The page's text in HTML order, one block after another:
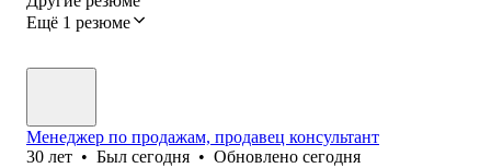
Ещё 1 резюме
Менеджер по продажам, продавец консультант
30 лет • Был сегодня • Обновлено сегодня